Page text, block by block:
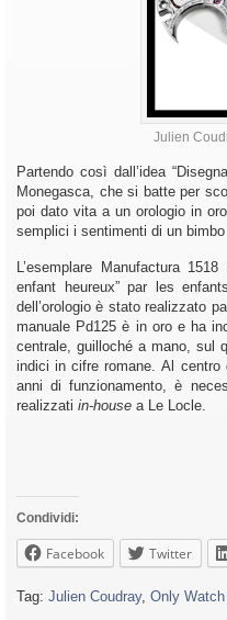
Julien
Partendo così dall’idea
Monegasca, che si batte per
poi dato vita a un orologio in
semplici i sentimenti di un
L’esemplare Manufactura
enfant heureux” par les
dell’orologio è stato realizzato
manuale Pd125 è in oro e ha
centrale, guilloché a mano, sul
indici in cifre romane. Al centro
anni di funzionamento, è
realizzati in-house a Le Locle.
Condividi:
Facebook Twitter
Tag: Julien Coudray, Only